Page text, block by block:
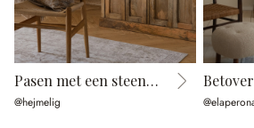
Pasen met een steenlook
@hejmelig